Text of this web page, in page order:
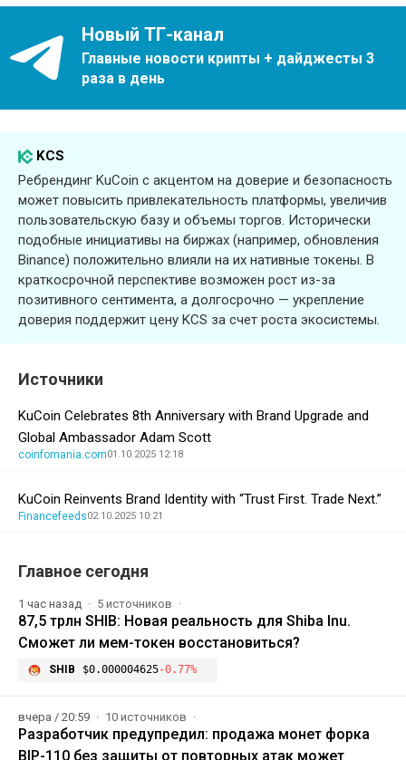
Новый ТГ-канал
Главные новости крипты + дайджесты 3
раза в день
KCS
Ребрендинг KuCoin с акцентом на доверие и безопасность
может повысить привлекательность платформы, увеличив
пользовательскую базу и объемы торгов. Исторически
подобные инициативы на биржах (например, обновления
Binance) положительно влияли на их нативные токены. В
краткосрочной перспективе возможен рост из-за
позитивного сентимента, а долгосрочно — укрепление
доверия поддержит цену KCS за счет роста экосистемы.
Источники
KuCoin Celebrates 8th Anniversary with Brand Upgrade and
Global Ambassador Adam Scott
coinfomania.com01.10.2025 12:18
KuCoin Reinvents Brand Identity with “Trust First. Trade Next.”
Financefeeds02.10.2025 10:21
Главное сегодня
1 час назад 5 источников
87,5 трлн SHIB: Новая реальность для Shiba Inu.
Сможет ли мем-токен восстановиться?
SHIB $0.000004625-0.77%
вчера / 20:59 10 источников
Разработчик предупредил: продажа монет форка
BIP-110 без защиты от повторных атак может